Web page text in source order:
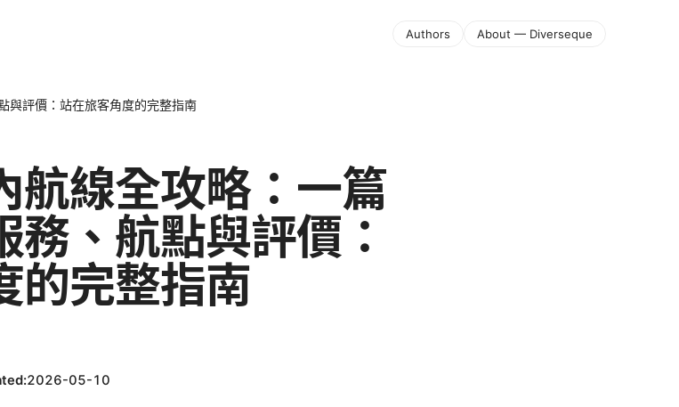
Authors About — Diverseque
與評價：站在旅客角度的完整指南
航線全攻略：一篇
、航點與評價：
的完整指南
2026-05-10